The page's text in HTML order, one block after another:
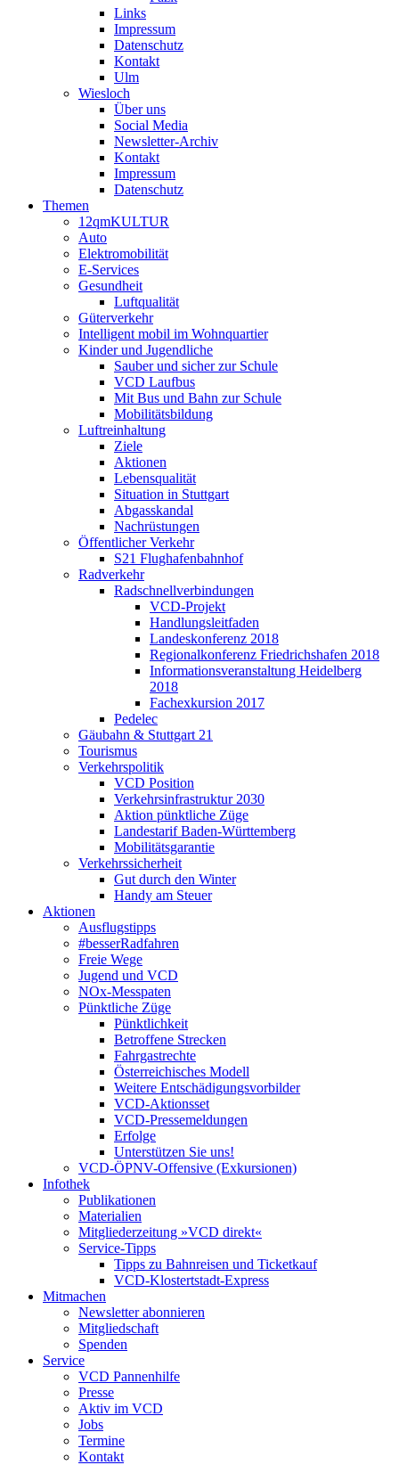
Links
Impressum
Datenschutz
Kontakt
Ulm
Wiesloch
Über uns
Social Media
Newsletter-Archiv
Kontakt
Impressum
Datenschutz
Themen
12qmKULTUR
Auto
Elektromobilität
E-Services
Gesundheit
Luftqualität
Güterverkehr
Intelligent mobil im Wohnquartier
Kinder und Jugendliche
Sauber und sicher zur Schule
VCD Laufbus
Mit Bus und Bahn zur Schule
Mobilitätsbildung
Luftreinhaltung
Ziele
Aktionen
Lebensqualität
Situation in Stuttgart
Abgasskandal
Nachrüstungen
Öffentlicher Verkehr
S21 Flughafenbahnhof
Radverkehr
Radschnellverbindungen
VCD-Projekt
Handlungsleitfaden
Landeskonferenz 2018
Regionalkonferenz Friedrichshafen 2018
Informationsveranstaltung Heidelberg
2018
Fachexkursion 2017
Pedelec
Gäubahn & Stuttgart 21
Tourismus
Verkehrspolitik
VCD Position
Verkehrsinfrastruktur 2030
Aktion pünktliche Züge
Landestarif Baden-Württemberg
Mobilitätsgarantie
Verkehrssicherheit
Gut durch den Winter
Handy am Steuer
Aktionen
Ausflugstipps
#besserRadfahren
Freie Wege
Jugend und VCD
NOx-Messpaten
Pünktliche Züge
Pünktlichkeit
Betroffene Strecken
Fahrgastrechte
Österreichisches Modell
Weitere Entschädigungsvorbilder
VCD-Aktionsset
VCD-Pressemeldungen
Erfolge
Unterstützen Sie uns!
VCD-ÖPNV-Offensive (Exkursionen)
Infothek
Publikationen
Materialien
Mitgliederzeitung »VCD direkt«
Service-Tipps
Tipps zu Bahnreisen und Ticketkauf
VCD-Klostertstadt-Express
Mitmachen
Newsletter abonnieren
Mitgliedschaft
Spenden
Service
VCD Pannenhilfe
Presse
Aktiv im VCD
Jobs
Termine
Kontakt